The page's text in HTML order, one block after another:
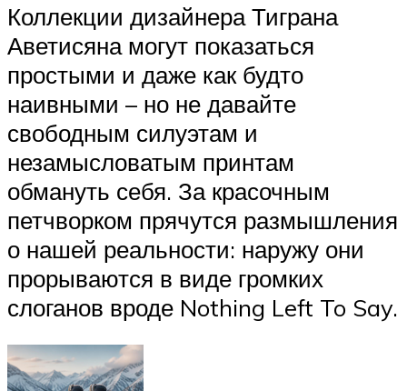
Коллекции дизайнера Тиграна
Аветисяна могут показаться
простыми и даже как будто
наивными – но не давайте
свободным силуэтам и
незамысловатым принтам
обмануть себя. За красочным
петчворком прячутся размышления
о нашей реальности: наружу они
прорываются в виде громких
слоганов вроде Nothing Left To Say.